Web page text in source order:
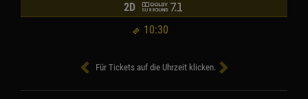
10:30
2D
Für Tickets auf die Uhrzeit klicken.